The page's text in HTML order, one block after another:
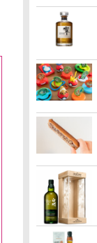
by Amazon 新潟県産
新潟のお米 無洗米 5kg
【数量限定】フロム・
ザ・バレル モルトウイ
スキー500ml アサヒ [
日本 500ml ]【中元 ギ
フト プレゼント 贈り物
カップヌードル カップ
ヌードルPRO しょうゆ
高たんぱく&低糖質 さ
らに塩分控えめ
パナソニック オーブン
レンジ スチーム ビスト
ロ 最高峰モデル 30L 2
段 おまかせグリル 高精
細・64眼スピードセン